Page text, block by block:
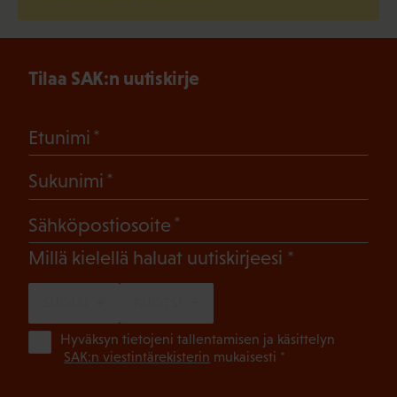
Tilaa SAK:n uutiskirje
Etunimi
Sukunimi
Sähköpostiosoite
Millä kielellä haluat uutiskirjeesi (Pakollinen)
Hyväksyn tietojeni tallentamisen ja käsittelyn
SAK:n viestintärekisterin mukaisesti *